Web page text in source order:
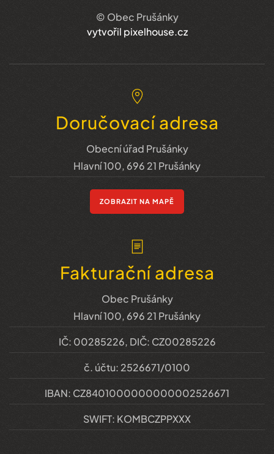
© Obec Prušánky
vytvořil pixelhouse.cz
Doručovací adresa
Obecní úřad Prušánky
Hlavní 100, 696 21 Prušánky
ZOBRAZIT NA MAPĚ
Fakturační adresa
Obec Prušánky
Hlavní 100, 696 21 Prušánky
IČ: 00285226, DIČ: CZ00285226
č. účtu: 2526671/0100
IBAN: CZ8401000000000002526671
SWIFT: KOMBCZPPXXX